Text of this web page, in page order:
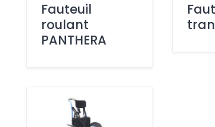
Fauteuil
roulant
PANTHERA